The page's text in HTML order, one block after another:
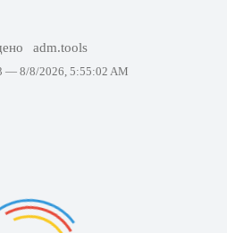
adm.tools
— 8/8/2026, 5:55:02 AM